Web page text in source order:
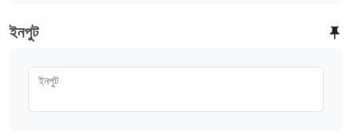
ইনপুট
ইনপুট